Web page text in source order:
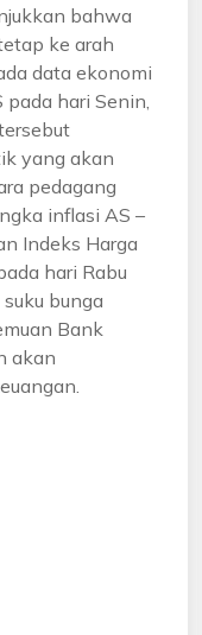
bahwa
ke arah
data ekonomi
hari Senin,
yang akan
pedagang
inflasi AS –
Indeks Harga
hari Rabu
bunga
Bank
akan